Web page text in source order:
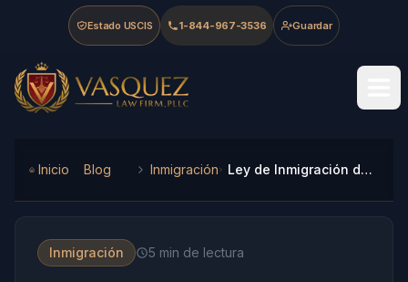
Skip to main content
Skip to navigation
Skip to footer
Estado USCIS 1-844-967-3536 Guardar
Vasquez Law Firm - Home
Inicio Blog Inmigración Ley de Inmigración de Trump 2026: Lo que Debes Saber
Inmigración 5 min de lectura